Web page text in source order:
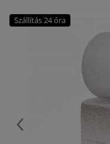
Szállítás 24 óra
Előző